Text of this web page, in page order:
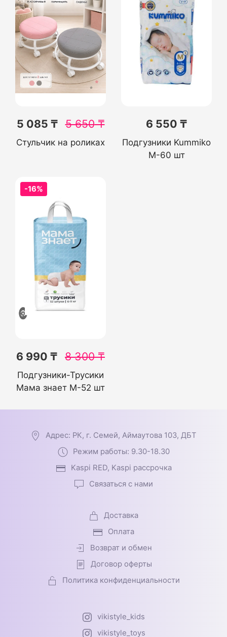
5 085 ₸ 5 650₸
Стульчик на роликах
6 550 ₸
Подгузники Kummiko
M-60 шт
-16%
6 990 ₸ 8 300₸
Подгузники-Трусики
Мама знает M-52 шт
Адрес: РК, г. Семей, Аймаутова 103, ДБТ
Режим работы: 9.30-18.30
Kaspi RED, Kaspi рассрочка
Связаться с нами
Доставка
Оплата
Возврат и обмен
Договор оферты
Политика конфиденциальности
vikistyle_kids
vikistyle_toys